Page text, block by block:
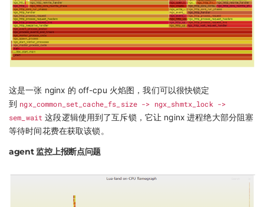
这是一张 nginx 的 off-cpu 火焰图，我们可以很快锁定
到 ngx_common_set_cache_fs_size -> ngx_shmtx_lock ->
sem_wait 这段逻辑使用到了互斥锁，它让 nginx 进程绝大部分阻塞
等待时间花费在获取该锁。
agent 监控上报断点问题